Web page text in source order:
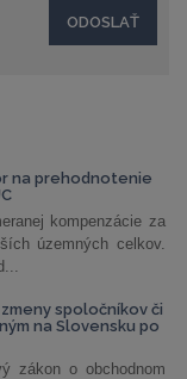
na prehodnotenie
kompenzácie za
územných celkov.
spoločníkov či
na Slovensku po
zákon o obchodnom